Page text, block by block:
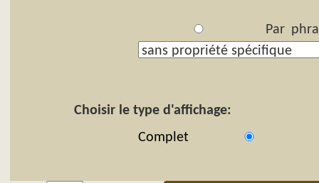
Par
Choisir le type d'affichage:
Complet